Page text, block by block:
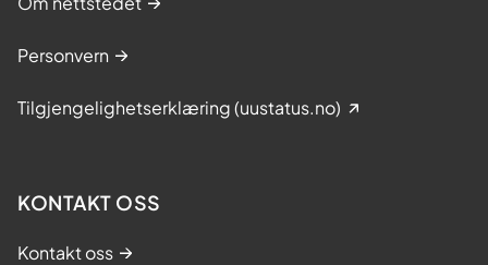
Personvern
Tilgjengelighetserklæring (uustatus.no)
KONTAKT OSS
Kontakt oss